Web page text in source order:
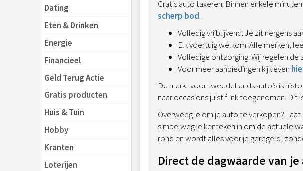
Dating
Eten & Drinken
Energie
Financieel
Geld Terug Actie
Gratis producten
Huis & Tuin
Hobby
Kranten
Loterijen
Gratis auto taxeren: Binnen enkele
scherp bod.
Volledig vrijblijvend: Je zit nergens
Elk voertuig welkom: Alle merken,
Volledige ontzorging: Wij regelen de
Voor meer aanbiedingen kijk even
De markt voor tweedehands auto’s is
naar occasions juist flink toegenomen.
Overweeg je om je auto te verkopen?
simpelweg je kenteken in om de actuele
rond en wordt alles voor je geregeld,
Direct de dagwaarde van